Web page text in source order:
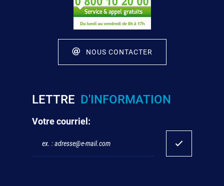
NOUS CONTACTER
LETTRE D'INFORMATION
Votre courriel: